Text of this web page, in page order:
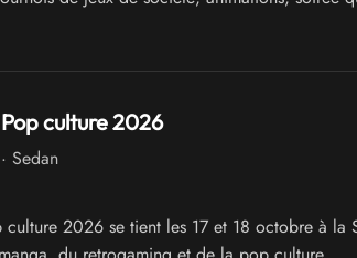
culture 2026
Sedan
2026 se tient les 17 et 18 octobre à la